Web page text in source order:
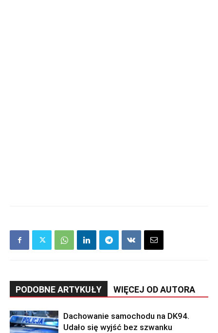
PODOBNE ARTYKUŁY WIĘCEJ OD AUTORA
Dachowanie samochodu na DK94.
Udało się wyjść bez szwanku